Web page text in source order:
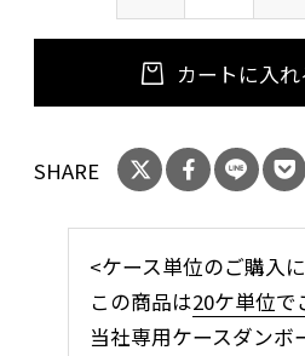
カートに入れ
SHARE
<ケース単位のご購入
この商品は20ケ単位で
当社専用ケースダンボ